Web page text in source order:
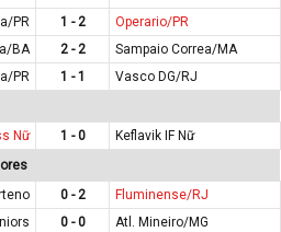
PR 1 - 2
Operario/PR
BA 2 - 2
Sampaio Correa/MA
PR 1 - 1
Vasco DG/RJ
Nữ 1 - 0
Keflavik IF Nữ
0 - 2
Fluminense/RJ
0 - 0
Atl. Mineiro/MG